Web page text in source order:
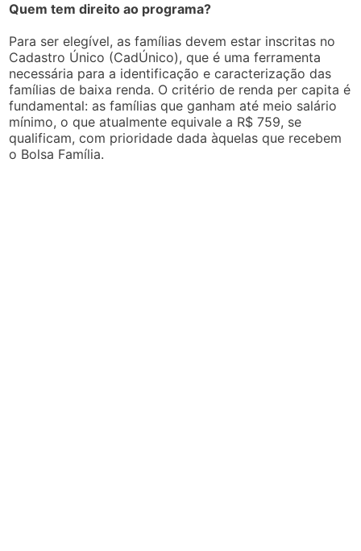
Quem tem direito ao programa?
Para ser elegível, as famílias devem estar inscritas no
Cadastro Único (CadÚnico), que é uma ferramenta
necessária para a identificação e caracterização das
famílias de baixa renda. O critério de renda per capita é
fundamental: as famílias que ganham até meio salário
mínimo, o que atualmente equivale a R$ 759, se
qualificam, com prioridade dada àquelas que recebem
o Bolsa Família.